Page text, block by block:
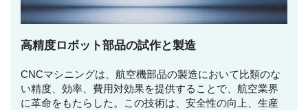
高精度ロボット部品の試作と製造
CNCマシニングは、航空機部品の製造において比類のな
い精度、効率、費用対効果を提供することで、航空業界
に革命をもたらした。この技術は、安全性の向上、生産